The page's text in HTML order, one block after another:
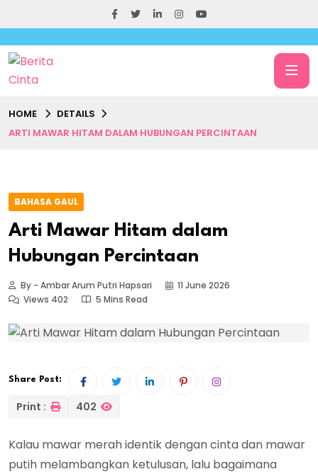
HOME
DETAILS
ARTI MAWAR HITAM DALAM HUBUNGAN PERCINTAAN
BAHASA GAUL
Arti Mawar Hitam dalam
Hubungan Percintaan
By - Ambar Arum Putri Hapsari
11 June 2026
Views 402
5 Mins Read
Share Post:
Print : 402
Kalau mawar merah identik dengan cinta dan mawar
putih melambangkan ketulusan, lalu bagaimana